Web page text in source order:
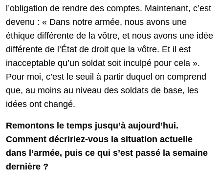
l’obligation de rendre des comptes. Maintenant, c’est
devenu : « Dans notre armée, nous avons une
éthique différente de la vôtre, et nous avons une idée
différente de l’État de droit que la vôtre. Et il est
inacceptable qu’un soldat soit inculpé pour cela ».
Pour moi, c’est le seuil à partir duquel on comprend
que, au moins au niveau des soldats de base, les
idées ont changé.
Remontons le temps jusqu’à aujourd’hui.
Comment décririez-vous la situation actuelle
dans l’armée, puis ce qui s’est passé la semaine
dernière ?